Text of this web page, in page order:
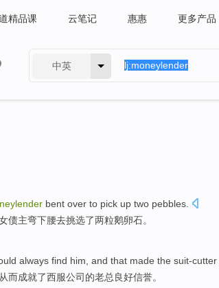
精品课 云笔记 惠惠 更多产品
中英
bent over to pick up two pebbles
债主弯下腰去挑选了两粒鹅卵石。
always find him , and that made the suit-cutter
从而成就了西服公司的老总良好信誉。